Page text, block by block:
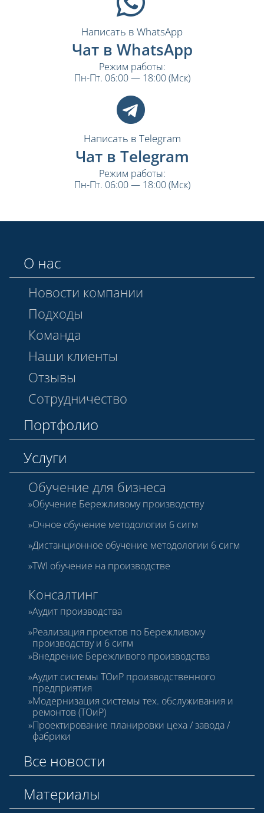
Написать в WhatsApp
Чат в WhatsApp
Режим работы:
Пн-Пт. 06:00 — 18:00 (Мск)
Написать в Telegram
Чат в Telegram
Режим работы:
Пн-Пт. 06:00 — 18:00 (Мск)
О нас
Новости компании
Подходы
Команда
Наши клиенты
Отзывы
Сотрудничество
Портфолио
Услуги
Обучение для бизнеса
Обучение Бережливому производству
Очное обучение методологии 6 сигм
Дистанционное обучение методологии 6 сигм
TWI обучение на производстве
Консалтинг
Аудит производства
Реализация проектов по Бережливому
производству и 6 сигм
Внедрение Бережливого производства
Аудит системы ТОиР производственного
предприятия
Модернизация системы тех. обслуживания и
ремонтов (ТОиР)
Проектирование планировки цеха / завода /
фабрики
Все новости
Материалы